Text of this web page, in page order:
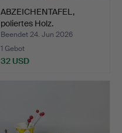
ABZEICHENTAFEL,
poliertes Holz.
Beendet 24. Jun 2026
1 Gebot
32 USD